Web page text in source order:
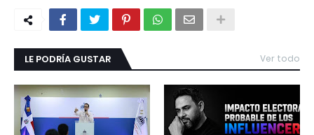
LE PODRÍA GUSTAR Ver todo